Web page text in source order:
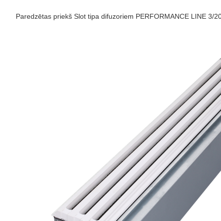
Paredzētas priekš Slot tipa difuzoriem PERFORMANCE LINE 3/